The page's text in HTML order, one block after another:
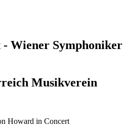
Wiener Symphoniker
Musikverein
Howard in Concert